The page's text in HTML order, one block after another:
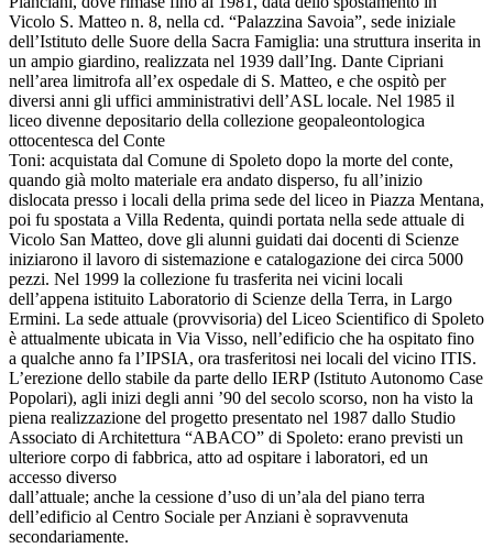
Vicolo S. Matteo n. 8, nella cd. “Palazzina Savoia”, sede iniziale
dell’Istituto delle Suore della Sacra Famiglia: una struttura inserita in
un ampio giardino, realizzata nel 1939 dall’Ing. Dante Cipriani
nell’area limitrofa all’ex ospedale di S. Matteo, e che ospitò per
diversi anni gli uffici amministrativi dell’ASL locale. Nel 1985 il
liceo divenne depositario della collezione geopaleontologica
ottocentesca del Conte
Toni: acquistata dal Comune di Spoleto dopo la morte del conte,
quando già molto materiale era andato disperso, fu all’inizio
dislocata presso i locali della prima sede del liceo in Piazza Mentana,
poi fu spostata a Villa Redenta, quindi portata nella sede attuale di
Vicolo San Matteo, dove gli alunni guidati dai docenti di Scienze
iniziarono il lavoro di sistemazione e catalogazione dei circa 5000
pezzi. Nel 1999 la collezione fu trasferita nei vicini locali
dell’appena istituito Laboratorio di Scienze della Terra, in Largo
Ermini. La sede attuale (provvisoria) del Liceo Scientifico di Spoleto
è attualmente ubicata in Via Visso, nell’edificio che ha ospitato fino
a qualche anno fa l’IPSIA, ora trasferitosi nei locali del vicino ITIS.
L’erezione dello stabile da parte dello IERP (Istituto Autonomo Case
Popolari), agli inizi degli anni ’90 del secolo scorso, non ha visto la
piena realizzazione del progetto presentato nel 1987 dallo Studio
Associato di Architettura “ABACO” di Spoleto: erano previsti un
ulteriore corpo di fabbrica, atto ad ospitare i laboratori, ed un
accesso diverso
dall’attuale; anche la cessione d’uso di un’ala del piano terra
dell’edificio al Centro Sociale per Anziani è sopravvenuta
secondariamente.